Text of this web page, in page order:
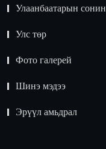
Улаанбаатарын сонин
Улс төр
Фото галерей
Шинэ мэдээ
Эрүүл амьдрал